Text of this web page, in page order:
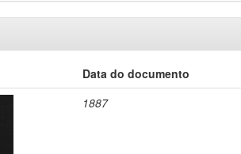
Data do documento
1887